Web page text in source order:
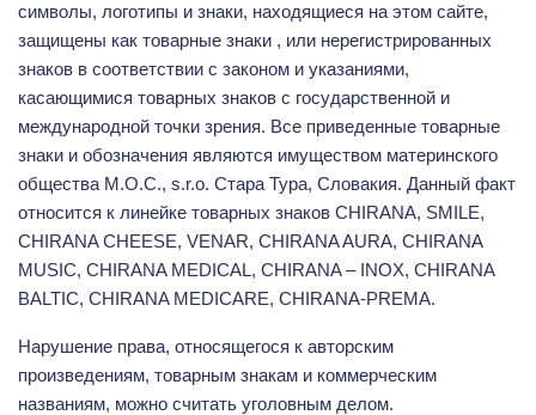
символы, логотипы и знаки, находящиеся на этом сайте,
защищены как товарные знаки , или нерегистрированных
знаков в соответствии с законом и указаниями,
касающимися товарных знаков с государственной и
международной точки зрения. Все приведенные товарные
знаки и обозначения являются имуществом материнского
общества M.O.C., s.r.o. Стара Тура, Словакия. Данный факт
относится к линейке товарных знаков CHIRANA, SMILE,
CHIRANA CHEESE, VENAR, CHIRANA AURA, CHIRANA
MUSIC, CHIRANA MEDICAL, CHIRANA – INOX, CHIRANA
BALTIC, CHIRANA MEDICARE, CHIRANA-PREMA.
Нарушение права, относящегося к авторским
произведениям, товарным знакам и коммерческим
названиям, можно считать уголовным делом.